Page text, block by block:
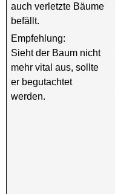
auch verletzte Bäume
befällt.
Empfehlung:
Sieht der Baum nicht
mehr vital aus, sollte
er begutachtet
werden.